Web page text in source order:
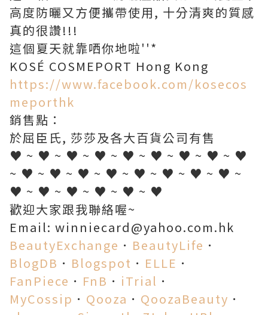
高度防曬又方便攜帶使用, 十分清爽的質感
真的很讚!!!
這個夏天就靠哂你地啦''*
KOSÉ COSMEPORT Hong Kong
https://www.facebook.com/kosecos
meporthk
銷售點：
於屈臣氏, 莎莎及各大百貨公司有售
♥ ~ ♥ ~ ♥ ~ ♥ ~ ♥ ~ ♥ ~ ♥ ~ ♥ ~ ♥
~ ♥ ~ ♥ ~ ♥ ~ ♥ ~ ♥ ~ ♥ ~ ♥ ~ ♥ ~
♥ ~ ♥ ~ ♥ ~ ♥ ~ ♥ ~ ♥
歡迎大家跟我聯絡喔~
Email: winniecard@yahoo.com.hk
BeautyExchange ． BeautyLife ．
BlogDB ． Blogspot ． ELLE ．
FanPiece ． FnB ． iTrial ．
MyCossip ． Qooza ． QoozaBeauty ．